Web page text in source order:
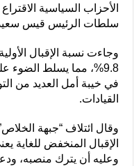
الأحزاب السياسية
سلطات الرئيس قيس
وجاءت نسبة الإقبال
9.8%، مما يسلط الضوء
في خيبة أمل العديد من
القيادات.
وقال ائتلاف “جبهة
الإقبال المنخفض
وعليه أن يترك منصبه،